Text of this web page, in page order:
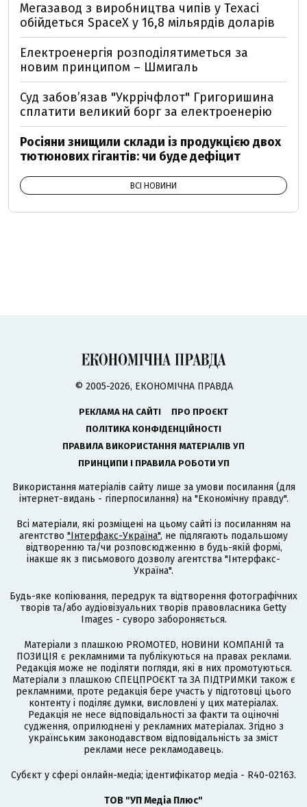
Мегазавод з виробництва чипів у Техасі
обійдеться SpaceX у 16,8 мільярдів доларів
Електроенергія розподілятиметься за
новим принципом – Шмигаль
Суд забов’язав "Укррічфлот" Григоришина
сплатити великий борг за електроенерію
Росіяни знищили склади із продукцією двох
тютюнових гігантів: чи буде дефіцит
ВСІ НОВИНИ
© 2005-2026, ЕКОНОМІЧНА ПРАВДА
РЕКЛАМА НА САЙТІ
ПРО ПРОЄКТ
ПОЛІТИКА КОНФІДЕНЦІЙНОСТІ
ПРАВИЛА ВИКОРИСТАННЯ МАТЕРІАЛІВ УП
ПРИНЦИПИ І ПРАВИЛА РОБОТИ УП
Використання матеріалів сайту лише за умови посилання (для
інтернет-видань - гіперпосилання) на "Економічну правду".
Всі матеріали, які розміщені на цьому сайті із посиланням на
агентство "Інтерфакс-Україна", не підлягають подальшому
відтворенню та/чи розповсюдженню в будь-якій формі,
інакше як з письмового дозволу агентства "Інтерфакс-
Україна".
Будь-яке копіювання, передрук та відтворення фотографічних
творів та/або аудіовізуальних творів правовласника Getty
Images - суворо забороняється.
Матеріали з плашкою PROMOTED, НОВИНИ КОМПАНІЙ та
ПОЗИЦІЯ є рекламними та публікуються на правах реклами.
Редакція може не поділяти погляди, які в них промотуються.
Матеріали з плашкою СПЕЦПРОЄКТ та ЗА ПІДТРИМКИ також є
рекламними, проте редакція бере участь у підготовці цього
контенту і поділяє думки, висловлені у цих матеріалах.
Редакція не несе відповідальності за факти та оціночні
судження, оприлюднені у рекламних матеріалах. Згідно з
українським законодавством відповідальність за зміст
реклами несе рекламодавець.
Cубєкт у сфері онлайн-медіа; ідентифікатор медіа - R40-02163.
ТОВ "УП Медіа Плюс"